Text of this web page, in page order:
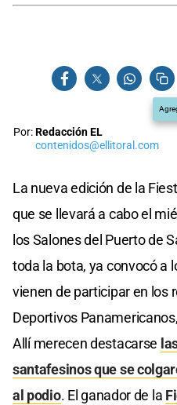
Por:Redacción EL
contenidos@ellitoral.com
La nueva edición de la
que se llevará a cabo el
los Salones del Puerto de
toda la bota, ya convocó a
vienen de participar en los
Deportivos
Allí merecen destacarse
santafesinos que se
al podio. El ganador de la